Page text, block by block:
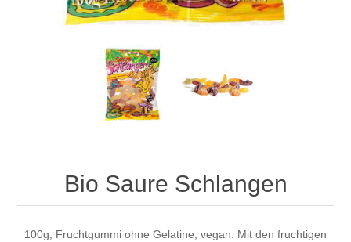
Bio Saure Schlangen
100g, Fruchtgummi ohne Gelatine, vegan. Mit den fruchtigen